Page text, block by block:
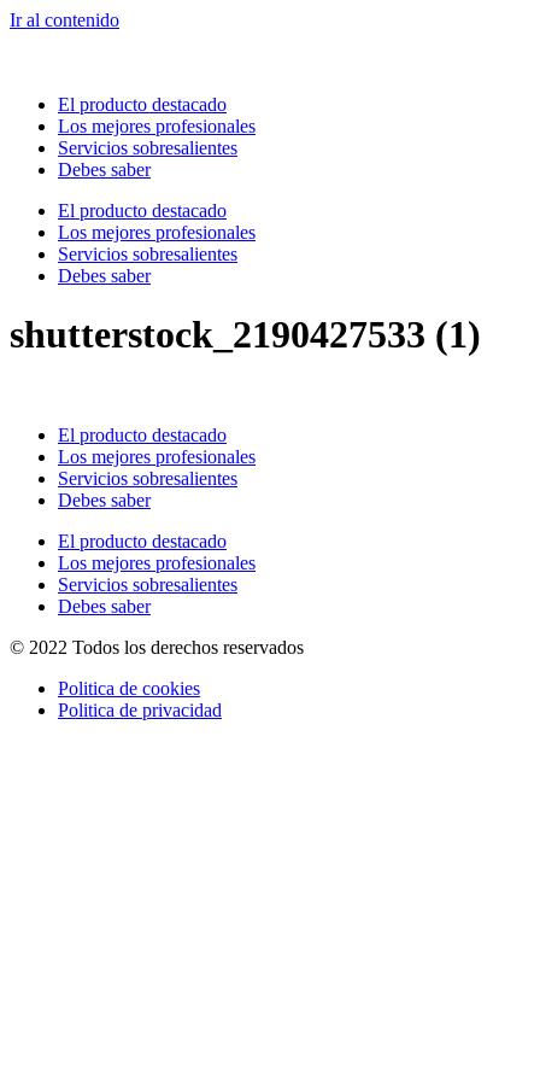
Ir al contenido
El producto destacado
Los mejores profesionales
Servicios sobresalientes
Debes saber
El producto destacado
Los mejores profesionales
Servicios sobresalientes
Debes saber
shutterstock_2190427533 (1)
El producto destacado
Los mejores profesionales
Servicios sobresalientes
Debes saber
El producto destacado
Los mejores profesionales
Servicios sobresalientes
Debes saber
© 2022 Todos los derechos reservados
Politica de cookies
Politica de privacidad